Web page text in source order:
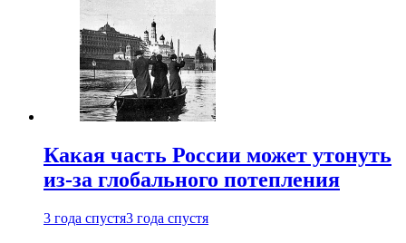
Какая часть России может утонуть
из-за глобального потепления
3 года спустя3 года спустя